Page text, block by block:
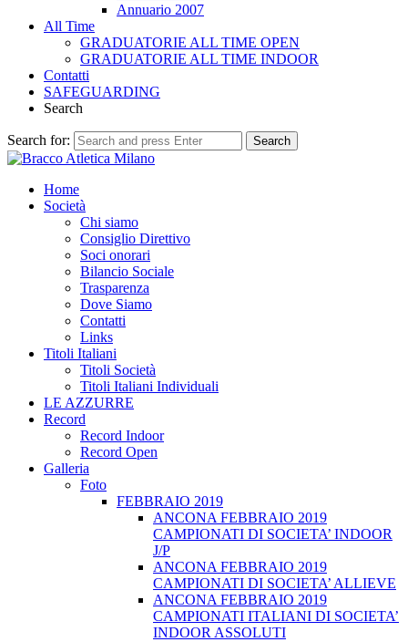
Annuario 2007
All Time
GRADUATORIE ALL TIME OPEN
GRADUATORIE ALL TIME INDOOR
Contatti
SAFEGUARDING
Search
Search for: Search
Home
Società
Chi siamo
Consiglio Direttivo
Soci onorari
Bilancio Sociale
Trasparenza
Dove Siamo
Contatti
Links
Titoli Italiani
Titoli Società
Titoli Italiani Individuali
LE AZZURRE
Record
Record Indoor
Record Open
Galleria
Foto
FEBBRAIO 2019
ANCONA FEBBRAIO 2019
CAMPIONATI DI SOCIETA’ INDOOR
J/P
ANCONA FEBBRAIO 2019
CAMPIONATI DI SOCIETA’ ALLIEVE
ANCONA FEBBRAIO 2019
CAMPIONATI ITALIANI DI SOCIETA’
INDOOR ASSOLUTI